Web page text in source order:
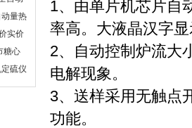
量热
实价
糖心
司
硫仪
1、由单片机芯片自
率高。大液晶汉字
2、自动控制炉流大
电解现象。
3、送样采用无触点
功能。